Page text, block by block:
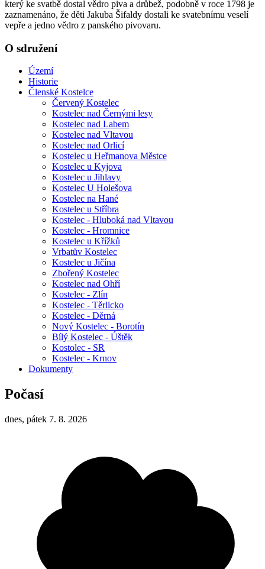
který ke svatbě dostal vědro piva a drůbež, podobně v roce 1798 je
zaznamenáno, že děti Jakuba Šifaldy dostali ke svatebnímu veselí
vepře a jedno vědro z panského pivovaru.
O sdružení
Území
Historie
Členské Kostelce
Červený Kostelec
Kostelec nad Černými lesy
Kostelec nad Labem
Kostelec nad Vltavou
Kostelec nad Orlicí
Kostelec u Heřmanova Městce
Kostelec u Kyjova
Kostelec u Jihlavy
Kostelec U Holešova
Kostelec na Hané
Kostelec u Stříbra
Kostelec - Hluboká nad Vltavou
Kostelec - Hromnice
Kostelec u Křížků
Vrbatův Kostelec
Kostelec u Jičína
Zbořený Kostelec
Kostelec nad Ohří
Kostelec - Zlín
Kostelec - Těrlicko
Kostelec - Děrná
Nový Kostelec - Borotín
Bílý Kostelec - Úštěk
Kostolec - SR
Kostelec - Krnov
Dokumenty
Počasí
dnes, pátek 7. 8. 2026